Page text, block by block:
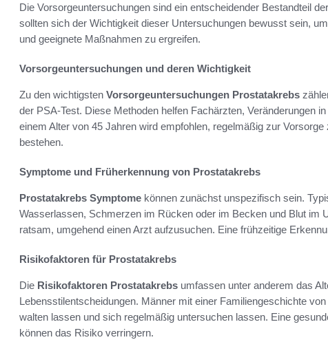
Die Vorsorgeuntersuchungen sind ein entscheidender Bestandteil
sollten sich der Wichtigkeit dieser Untersuchungen bewusst sein,
und geeignete Maßnahmen zu ergreifen.
Vorsorgeuntersuchungen und deren Wichtigkeit
Zu den wichtigsten Vorsorgeuntersuchungen Prostatakrebs
der PSA-Test. Diese Methoden helfen Fachärzten, Veränderungen
einem Alter von 45 Jahren wird empfohlen, regelmäßig zur
bestehen.
Symptome und Früherkennung von Prostatakrebs
Prostatakrebs Symptome können zunächst unspezifisch sein.
Wasserlassen, Schmerzen im Rücken oder im Becken und Blut im
ratsam, umgehend einen Arzt aufzusuchen. Eine frühzeitige
Risikofaktoren für Prostatakrebs
Die Risikofaktoren Prostatakrebs umfassen unter anderem das
Lebensstilentscheidungen. Männer mit einer Familiengeschichte
walten lassen und sich regelmäßig untersuchen lassen. Eine
können das Risiko verringern.